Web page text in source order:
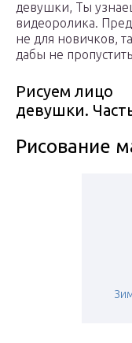
девушки, Ты
видеоролика.
не для новичков,
дабы не
Рисуем лицо
девушки.
Рисование